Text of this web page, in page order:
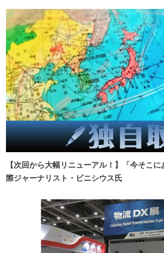
【次回から大幅リニューアル！】「今そこ
際ジャーナリスト・ビニシウス氏